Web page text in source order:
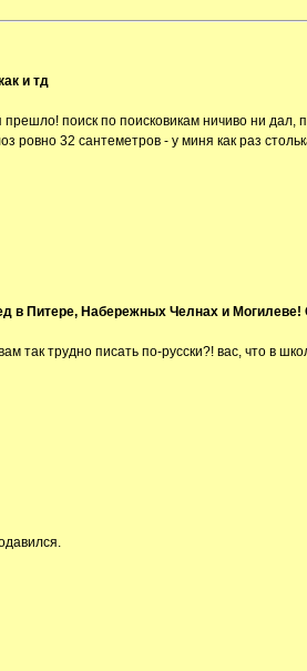
и тд
поиск по поисковикам ничиво ни
ровно 32 сантеметров - у миня как раз
в Питере, Набережных Челнах и
так трудно писать по-русски?! вас, что в